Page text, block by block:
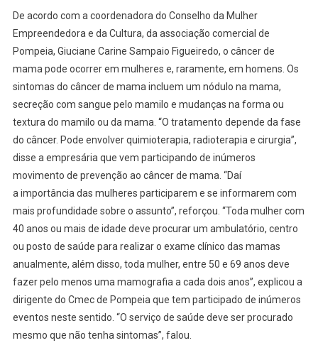
De acordo com a coordenadora do Conselho da Mulher
Empreendedora e da Cultura, da associação comercial de
Pompeia, Giuciane Carine Sampaio Figueiredo, o câncer de
mama pode ocorrer em mulheres e, raramente, em homens. Os
sintomas do câncer de mama incluem um nódulo na mama,
secreção com sangue pelo mamilo e mudanças na forma ou
textura do mamilo ou da mama. “O tratamento depende da fase
do câncer. Pode envolver quimioterapia, radioterapia e cirurgia”,
disse a empresária que vem participando de inúmeros
movimento de prevenção ao câncer de mama. “Daí
a importância das mulheres participarem e se informarem com
mais profundidade sobre o assunto”, reforçou. “Toda mulher com
40 anos ou mais de idade deve procurar um ambulatório, centro
ou posto de saúde para realizar o exame clínico das mamas
anualmente, além disso, toda mulher, entre 50 e 69 anos deve
fazer pelo menos uma mamografia a cada dois anos”, explicou a
dirigente do Cmec de Pompeia que tem participado de inúmeros
eventos neste sentido. “O serviço de saúde deve ser procurado
mesmo que não tenha sintomas”, falou.